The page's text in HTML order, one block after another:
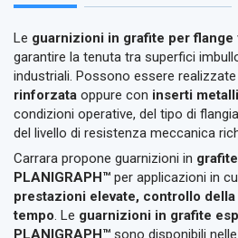
Le guarnizioni in grafite per flange
garantire la tenuta tra superfici
industriali. Possono essere realizzate
rinforzata oppure con inserti
condizioni operative, del tipo di
del livello di resistenza meccanica
Carrara propone guarnizioni in
PLANIGRAPH™ per applicazioni in
prestazioni elevate, controllo
tempo. Le guarnizioni in grafite
PLANIGRAPH™ sono disponibili